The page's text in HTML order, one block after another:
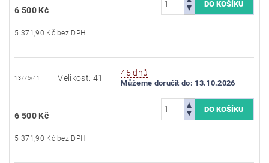
6 500 Kč
5 371,90 Kč bez DPH
13775/41 Velikost: 41
45 dnů
Můžeme doručit do: 13.10.2026
6 500 Kč
5 371,90 Kč bez DPH